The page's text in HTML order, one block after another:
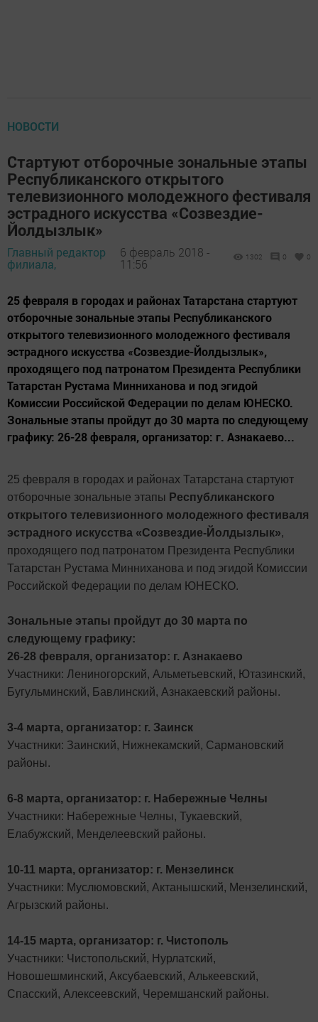
НОВОСТИ
Стартуют отборочные зональные этапы
Республиканского открытого
телевизионного молодежного фестиваля
эстрадного искусства «Созвездие-
Йолдызлык»
Главный редактор
филиала,
6 февраль 2018 -
11:56
1302 0 0
25 февраля в городах и районах Татарстана стартуют
отборочные зональные этапы Республиканского
открытого телевизионного молодежного фестиваля
эстрадного искусства «Созвездие-Йолдызлык»,
проходящего под патронатом Президента Республики
Татарстан Рустама Минниханова и под эгидой
Комиссии Российской Федерации по делам ЮНЕСКО.
Зональные этапы пройдут до 30 марта по следующему
графику: 26-28 февраля, организатор: г. Азнакаево...
25 февраля в городах и районах Татарстана стартуют
отборочные зональные этапы Республиканского
открытого телевизионного молодежного фестиваля
эстрадного искусства «Созвездие-Йолдызлык»,
проходящего под патронатом Президента Республики
Татарстан Рустама Минниханова и под эгидой Комиссии
Российской Федерации по делам ЮНЕСКО.
Зональные этапы пройдут до 30 марта по
следующему графику:
26-28 февраля, организатор: г. Азнакаево
Участники: Лениногорский, Альметьевский, Ютазинский,
Бугульминский, Бавлинский, Азнакаевский районы.
3-4 марта, организатор: г. Заинск
Участники: Заинский, Нижнекамский, Сармановский
районы.
6-8 марта, организатор: г. Набережные Челны
Участники: Набережные Челны, Тукаевский,
Елабужский, Менделеевский районы.
10-11 марта, организатор: г. Мензелинск
Участники: Муслюмовский, Актанышский, Мензелинский,
Агрызский районы.
14-15 марта, организатор: г. Чистополь
Участники: Чистопольский, Нурлатский,
Новошешминский, Аксубаевский, Алькеевский,
Спасский, Алексеевский, Черемшанский районы.